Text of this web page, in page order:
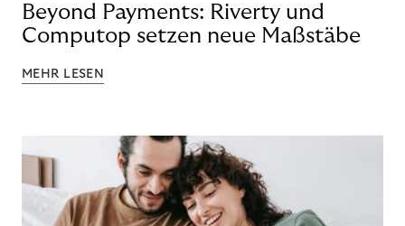
Beyond Payments: Riverty und
Computop setzen neue Maßstäbe
MEHR LESEN